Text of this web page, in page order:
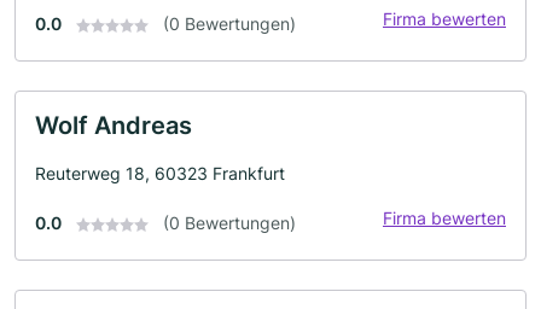
0.0 (0 Bewertungen) Firma bewerten
Wolf Andreas
Reuterweg 18, 60323 Frankfurt
0.0 (0 Bewertungen) Firma bewerten